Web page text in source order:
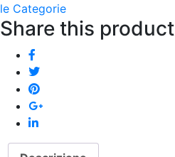
le Categorie
Share this product